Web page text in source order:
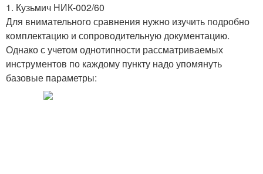
1. Кузьмич НИК-002/60
Для внимательного сравнения нужно изучить подробно
комплектацию и сопроводительную документацию.
Однако с учетом однотипности рассматриваемых
инструментов по каждому пункту надо упомянуть
базовые параметры: